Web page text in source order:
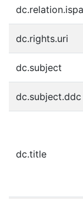
dc.rights.uri
dc.subject
dc.subject.ddc
dc.title